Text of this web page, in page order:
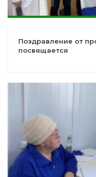
Поздравление от
посвящается